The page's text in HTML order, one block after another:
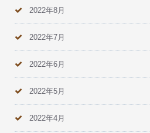
2022年8月
2022年7月
2022年6月
2022年5月
2022年4月